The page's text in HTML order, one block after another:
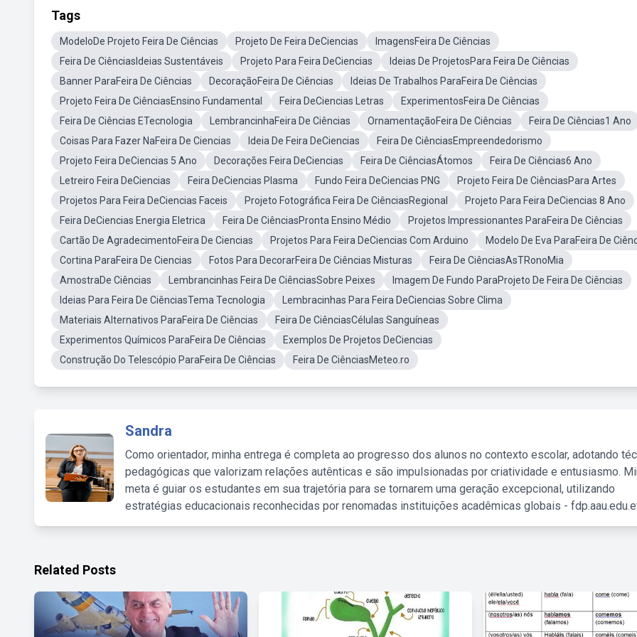
Tags
ModeloDe Projeto Feira De Ciências Projeto De Feira DeCiencias
ImagensFeira De Ciências
Feira De CiênciasIdeias Sustentáveis
Projeto Para Feira DeCiencias
Ideias De ProjetosPara Feira De Ciências
Banner ParaFeira De Ciências
DecoraçãoFeira De Ciências
Ideias De Trabalhos ParaFeira De Ciências
Projeto Feira De CiênciasEnsino Fundamental
Feira DeCiencias Letras
ExperimentosFeira De Ciências
Feira De Ciências ETecnologia
LembrancinhaFeira De Ciências OrnamentaçãoFeira De Ciências
Feira De Ciências1 Ano
Coisas Para Fazer NaFeira De Ciencias
Ideia De Feira DeCiencias
Feira De CiênciasEmpreendedorismo
Projeto Feira DeCiencias 5 Ano
Decorações Feira DeCiencias Feira De CiênciasÁtomos
Feira De Ciências6 Ano
Letreiro Feira DeCiencias
Feira DeCiencias Plasma Fundo Feira DeCiencias PNG
Projeto Feira De CiênciasPara Artes
Projetos Para Feira DeCiencias Faceis
Projeto Fotográfica Feira De CiênciasRegional
Projeto Para Feira DeCiencias 8 Ano
Feira DeCiencias Energia Eletrica
Feira De CiênciasPronta Ensino Médio
Projetos Impressionantes ParaFeira De Ciências
Cartão De AgradecimentoFeira De Ciencias
Projetos Para Feira DeCiencias Com Arduino
Modelo De Eva ParaFeira De
Cortina ParaFeira De Ciencias
Fotos Para DecorarFeira De Ciências Misturas
Feira De CiênciasAsTRonoMia
AmostraDe Ciências
Lembrancinhas Feira De CiênciasSobre Peixes
Imagem De Fundo ParaProjeto De Feira De Ciências
Ideias Para Feira De CiênciasTema Tecnologia
Lembracinhas Para Feira DeCiencias Sobre Clima
Materiais Alternativos ParaFeira De Ciências
Feira De CiênciasCélulas Sanguíneas
Experimentos Químicos ParaFeira De Ciências
Exemplos De Projetos DeCiencias
Construção Do Telescópio ParaFeira De Ciências
Feira De CiênciasMeteo.ro
Sandra
Como orientador, minha entrega é completa ao progresso dos alunos no contexto escolar, adotando
pedagógicas que valorizam relações autênticas e são impulsionadas por criatividade e entusiasmo.
meta é guiar os estudantes em sua trajetória para se tornarem uma geração excepcional, utilizando
estratégias educacionais reconhecidas por renomadas instituições acadêmicas globais -
Related Posts